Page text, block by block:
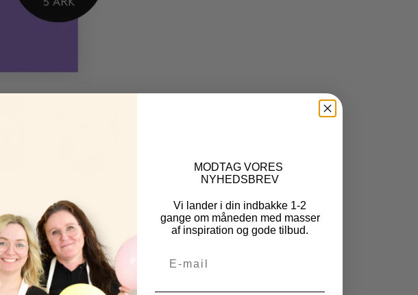
MODTAG VORES
NYHEDSBREV
Vi lander i din indbakke 1-2
gange om måneden med masser
af inspiration og gode tilbud.